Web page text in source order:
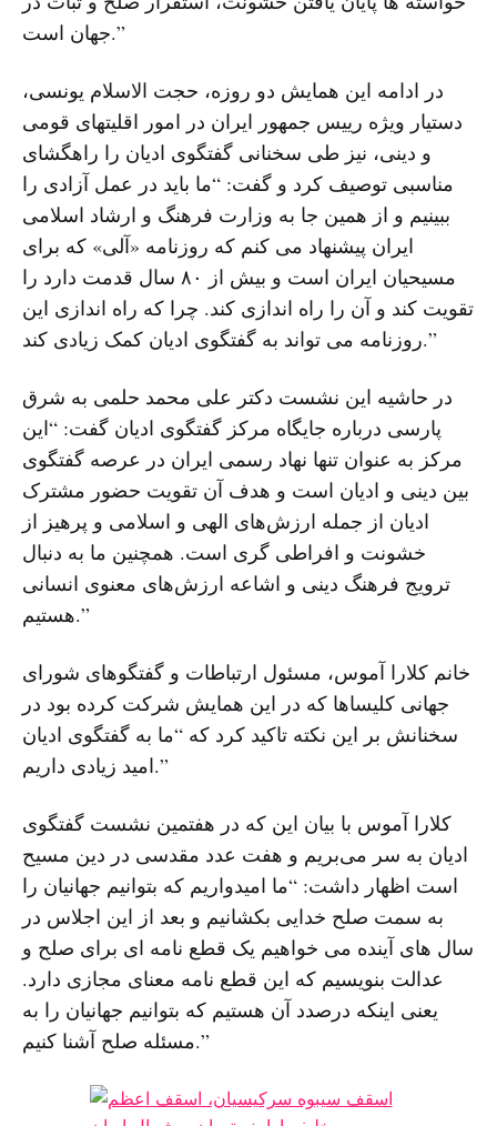
جهان است.”
در ادامه این همایش دو روزه، حجت الاسلام یونسی،
دستیار ویژه رییس ‌جمهور ایران در امور اقلیتهای قومی
و دینی، نیز طی سخنانی گفتگوی ادیان را راهگشای
مناسبی توصیف کرد و گفت: “ما باید در عمل آزادی را
ببینیم و از همین جا به وزارت فرهنگ و ارشاد اسلامی
ایران پیشنهاد می ‌کنم که روزنامه «آلی» که برای
مسیحیان ایران است و بیش از ۸۰ سال قدمت دارد را
تقویت کند و آن را راه ‌اندازی کند. چرا که راه ‌اندازی این
روزنامه می ‌تواند به گفتگوی ادیان کمک زیادی کند.”
در حاشیه این نشست دکتر علی‌ محمد حلمی به شرق
پارسی درباره جایگاه مرکز گفتگوی ادیان گفت: “این
مرکز به عنوان تنها نهاد رسمی ایران در عرصه گفتگوی
بین‌ دینی و ادیان است و هدف آن تقویت حضور مشترک
ادیان از جمله ارزش‌های الهی و اسلامی و پرهیز از
خشونت و افراطی‌ گری است. همچنین ما به دنبال
ترویج فرهنگ دینی و اشاعه ارزش‌های معنوی انسانی
هستیم.”
خانم کلارا آموس، مسئول ارتباطات و گفتگوهای شورای
جهانی کلیساها که در این همایش شرکت کرده بود در
سخنانش بر این نکته تاکید کرد که “ما به گفتگوی ادیان
امید زیادی داریم.”
کلارا آموس با بیان این ‌که در هفتمین نشست گفتگوی
ادیان به سر می‌بریم و هفت عدد مقدسی در دین مسیح
است اظهار داشت: “ما امیدواریم که بتوانیم جهانیان را
به سمت صلح خدایی بکشانیم و بعد از این اجلاس در
سال ‌های آینده می ‌خواهیم یک قطع‌ نامه ‌ای برای صلح و
عدالت بنویسیم که این قطع ‌نامه معنای مجازی دارد.
یعنی اینکه درصدد آن هستیم که بتوانیم جهانیان را به
مسئله صلح آشنا کنیم.”